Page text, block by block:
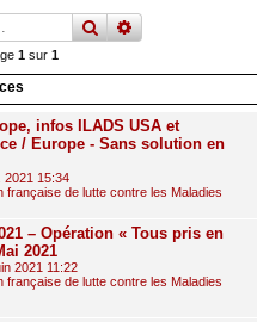
rechercher
recherche
1 sur 1
infos ILADS USA et
/ Europe - Sans solution en
2021 15:34
française de lutte contre les Maladies
– Opération « Tous pris en
2021
2021 11:22
française de lutte contre les Maladies